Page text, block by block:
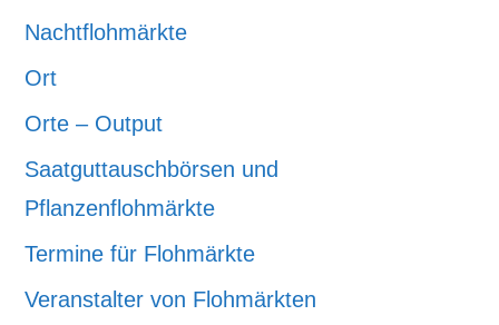
Nachtflohmärkte
Ort
Orte – Output
Saatguttauschbörsen und
Pflanzenflohmärkte
Termine für Flohmärkte
Veranstalter von Flohmärkten